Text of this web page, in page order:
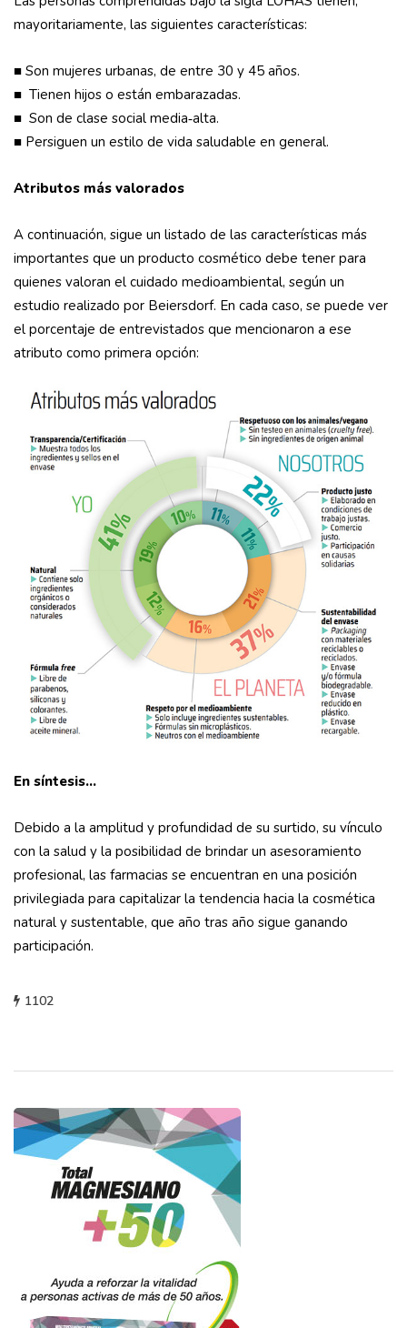
mayoritariamente, las siguientes características:
■ Son mujeres urbanas, de entre 30 y 45 años.
■ Tienen hijos o están embarazadas.
■ Son de clase social media‑alta.
■ Persiguen un estilo de vida saludable en general.
Atributos más valorados
A continuación, sigue un listado de las características más
importantes que un producto cosmético debe tener para
quienes valoran el cuidado medioambiental, según un
estudio realizado por Beiersdorf. En cada caso, se puede ver
el porcentaje de entrevistados que mencionaron a ese
atributo como primera opción:
En síntesis…
Debido a la amplitud y profundidad de su surtido, su vínculo
con la salud y la posibilidad de brindar un asesoramiento
profesional, las farmacias se encuentran en una posición
privilegiada para capitalizar la tendencia hacia la cosmética
natural y sustentable, que año tras año sigue ganando
participación.
1102